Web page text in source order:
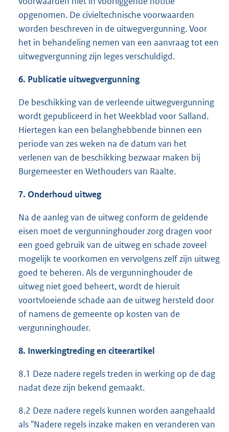
opgenomen. De civieltechnische voorwaarden
worden beschreven in de uitwegvergunning. Voor
het in behandeling nemen van een aanvraag tot een
uitwegvergunning zijn leges verschuldigd.
6. Publicatie uitwegvergunning
De beschikking van de verleende uitwegvergunning
wordt gepubliceerd in het Weekblad voor Salland.
Hiertegen kan een belanghebbende binnen een
periode van zes weken na de datum van het
verlenen van de beschikking bezwaar maken bij
Burgemeester en Wethouders van Raalte.
7. Onderhoud uitweg
Na de aanleg van de uitweg conform de geldende
eisen moet de vergunninghouder zorg dragen voor
een goed gebruik van de uitweg en schade zoveel
mogelijk te voorkomen en vervolgens zelf zijn uitweg
goed te beheren. Als de vergunninghouder de
uitweg niet goed beheert, wordt de hieruit
voortvloeiende schade aan de uitweg hersteld door
of namens de gemeente op kosten van de
vergunninghouder.
8. Inwerkingtreding en citeerartikel
8.1 Deze nadere regels treden in werking op de dag
nadat deze zijn bekend gemaakt.
8.2 Deze nadere regels kunnen worden aangehaald
als "Nadere regels inzake maken en veranderen van